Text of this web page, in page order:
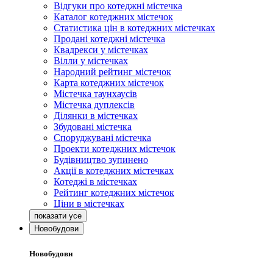
Відгуки про котеджні містечка
Каталог котеджних містечок
Статистика цін в котеджних містечках
Продані котеджні містечка
Квадрекси у містечках
Вілли у містечках
Народний рейтинг містечок
Карта котеджних містечок
Містечка таунхаусів
Містечка дуплексів
Ділянки в містечках
Збудовані містечка
Споруджувані містечка
Проекти котеджних містечок
Будівництво зупинено
Акції в котеджних містечках
Котеджі в містечках
Рейтинг котеджних містечок
Ціни в містечках
Новобудови
Новобудови